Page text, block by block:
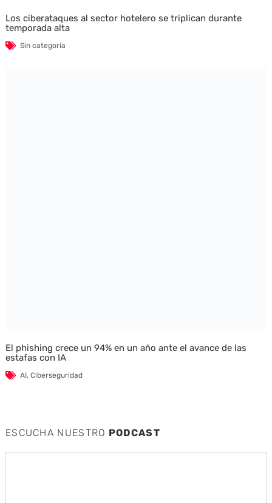
Los ciberataques al sector hotelero se triplican durante
temporada alta
Sin categoría
El phishing crece un 94% en un año ante el avance de las
estafas con IA
AI, Ciberseguridad
ESCUCHA NUESTRO PODCAST